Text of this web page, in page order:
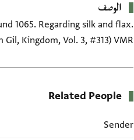
الوصف
1065. Regarding silk and flax.
Kingdom, Vol. 3, #313) VMR
Related People
Sender